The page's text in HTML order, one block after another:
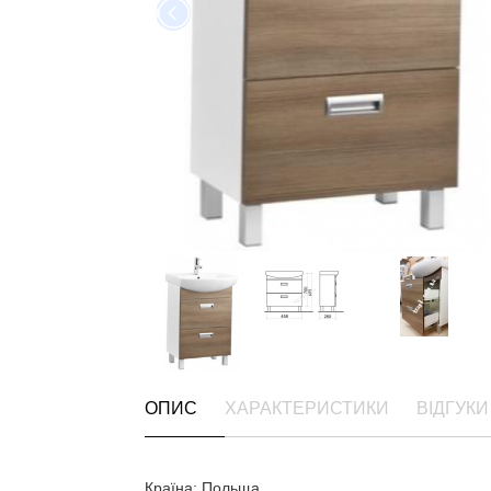
ОПИС ХАРАКТЕРИСТИКИ